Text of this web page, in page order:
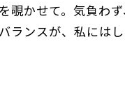
覗かせて。気負わ
ランスが、私には